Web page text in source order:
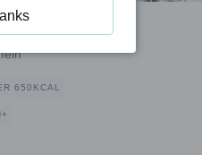
Style
650KCAL